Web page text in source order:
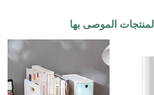
المنتجات الموصى بها